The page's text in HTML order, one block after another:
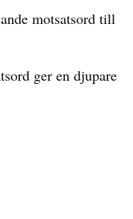
motsatsord till
ger en djupare